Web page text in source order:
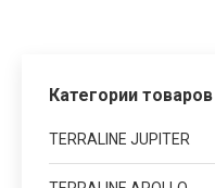
Категории товаров
TERRALINE JUPITER